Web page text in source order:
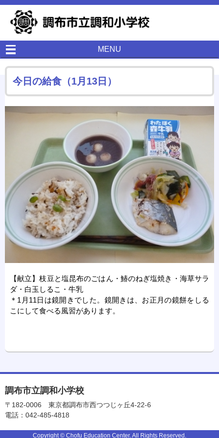
MENU
今日の給食（1月13日）
【献立】枝豆と塩昆布のごはん・鰆のねぎ塩焼き・海草サラ
ダ・白玉しるこ・牛乳
＊1月11日は鏡開きでした。鏡開きは、お正月の鏡餅をしる
こにして食べる風習があります。
調布市立調和小学校
〒182-0006
東京都調布市西つつじヶ丘4-22-6
電話：042-485-4818
Copyright © Chofu Education Center. All Rights Reserved.